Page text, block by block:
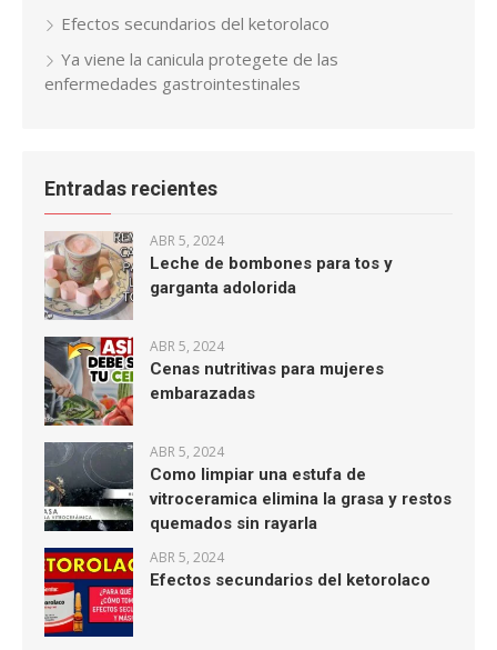
Efectos secundarios del ketorolaco
Ya viene la canicula protegete de las
enfermedades gastrointestinales
Entradas recientes
ABR 5, 2024
Leche de bombones para tos y
garganta adolorida
ABR 5, 2024
Cenas nutritivas para mujeres
embarazadas
ABR 5, 2024
Como limpiar una estufa de
vitroceramica elimina la grasa y restos
quemados sin rayarla
ABR 5, 2024
Efectos secundarios del ketorolaco